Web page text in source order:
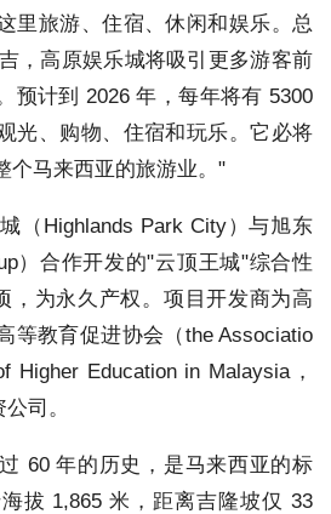
里旅游、住宿、休闲和娱乐。总
，高原娱乐城将吸引更多游客前
预计到 2026 年，每年将有 5300
光、购物、住宿和玩乐。它必将
个马来西亚的旅游业。"
Highlands Park City）与旭东
）合作开发的"云顶王城"综合性
，为永久产权。项目开发商为高
等教育促进协会（the Associatio
Higher Education in Malaysia，
司。
年的历史，是马来西亚的标
拔 1,865 米，距离吉隆坡仅 33